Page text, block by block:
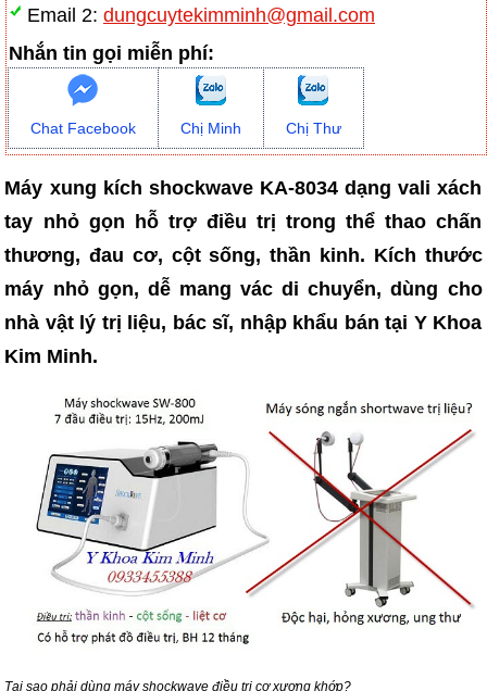
Email 2: dungcuytekimminh@gmail.com
Nhắn tin gọi miễn phí:
Chat Facebook Chị Minh Chị Thư
Máy xung kích shockwave KA-8034 dạng vali xách
tay nhỏ gọn hỗ trợ điều trị trong thể thao chấn
thương, đau cơ, cột sống, thần kinh. Kích thước
máy nhỏ gọn, dễ mang vác di chuyển, dùng cho
nhà vật lý trị liệu, bác sĩ, nhập khẩu bán tại Y Khoa
Kim Minh.
Tại sao phải dùng máy shockwave điều trị cơ xương khớp?